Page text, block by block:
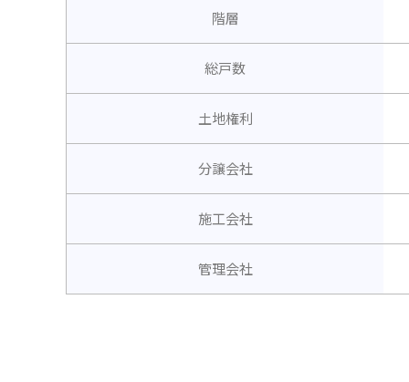
階層
総戸数
土地権利
分譲会社
施工会社
管理会社